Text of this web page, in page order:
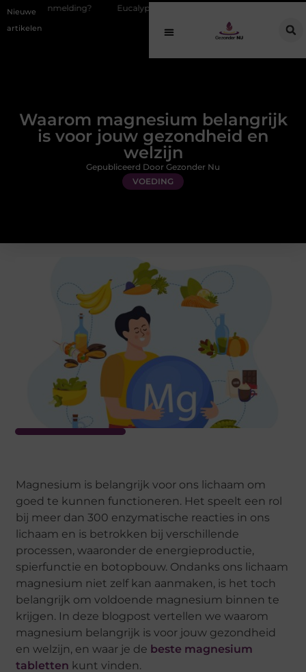
Nieuwe
artikelen
Eucalyptusolie combineren met andere geuren in een
Waarom magnesium belangrijk
is voor jouw gezondheid en
welzijn
VOEDING
Gepubliceerd Door Gezonder Nu
Magnesium is belangrijk voor ons lichaam om
goed te kunnen functioneren. Het speelt een rol
bij meer dan 300 enzymatische reacties in ons
lichaam en is betrokken bij verschillende
processen, waaronder de energieproductie,
spierfunctie en botopbouw. Ondanks ons lichaam
magnesium niet zelf kan aanmaken, is het toch
belangrijk om voldoende magnesium binnen te
krijgen. In deze blogpost vertellen we waarom
magnesium belangrijk is voor jouw gezondheid
en welzijn, en waar je de beste magnesium
tabletten kunt vinden.